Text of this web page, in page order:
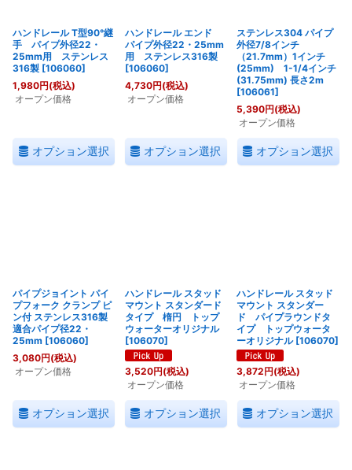
ハンドレール T型90°継
手 パイプ外径22・
25mm用 ステンレス
316製 [106060]
1,980円(税込)
オープン価格
オプション選択
ハンドレール エンド
パイプ外径22・25mm
用 ステンレス316製
[106060]
4,730円(税込)
オープン価格
オプション選択
ステンレス304 パイプ
外径7/8インチ
（21.7mm）1インチ
(25mm) 1-1/4インチ
(31.75mm) 長さ2m
[106061]
5,390円(税込)
オープン価格
オプション選択
パイプジョイント パイ
プフォーク クランプ ピ
ン付 ステンレス316製
適合パイプ径22・
25mm [106060]
3,080円(税込)
オープン価格
オプション選択
ハンドレール スタッド
マウント スタンダード
タイプ 楕円 トップ
ウォーターオリジナル
[106070]
3,520円(税込)
オープン価格
オプション選択
ハンドレール スタッド
マウント スタンダー
ド パイプラウンドタ
イプ トップウォータ
ーオリジナル [106070]
3,872円(税込)
オープン価格
オプション選択